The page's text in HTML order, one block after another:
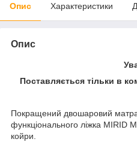
Опис Характеристики
Опис
Поставляється тільки в
Покращений двошаровий
функціонального ліжка MIRID
койри.